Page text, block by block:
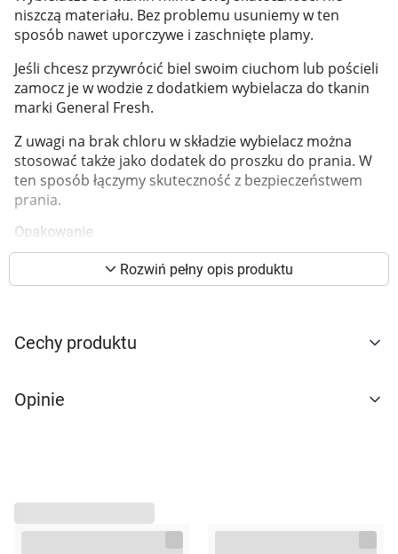
Korzystamy z plików cookies w celu
dostosowania zawartości serwisu do Twoich
polityce prywatności. Możesz określić
warunki przechowywania lub dostępu do
ustawienia wszystkich cookies klikając
niszczą materiału. Bez problemu usuniemy w ten
sposób nawet uporczywe i zaschnięte plamy.
Jeśli chcesz przywrócić biel swoim ciuchom lub pościeli
zamocz je w wodzie z dodatkiem wybielacza do tkanin
marki General Fresh.
Z uwagi na brak chloru w składzie wybielacz można
stosować także jako dodatek do proszku do prania. W
ten sposób łączymy skuteczność z bezpieczeństwem
prania.
Opakowanie
Rozwiń pełny opis produktu
Cechy produktu
Opinie